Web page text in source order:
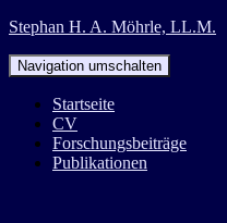
Stephan H. A. Möhrle, LL.M.
Navigation umschalten
Startseite
CV
Forschungsbeiträge
Publikationen